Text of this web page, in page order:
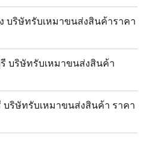
บริษัทรับเหมาขนส่งสินค้าราคา
บริษัทรับเหมาขนส่งสินค้า
ริษัทรับเหมาขนส่งสินค้า ราคา